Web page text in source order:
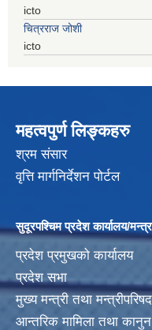
icto
चित्रराज जोशी
icto
महत्वपुर्ण लिङ्कहरु
श्रम संसार
वृत्ति मार्गनिर्देशन पोर्टल
सुदूरपश्चिम प्रदेश कार्यालय/
प्रदेश प्रमुखको कार्यालय
प्रदेश सभा
मुख्य मन्त्री तथा
आन्तरिक मामिला तथा